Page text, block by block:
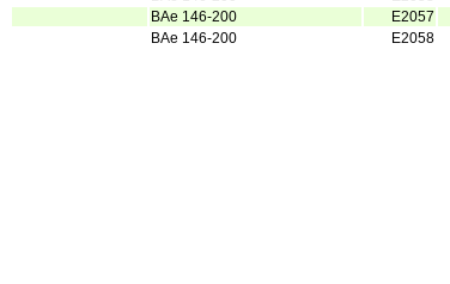
BAe 146-200
E2057
BAe 146-200
E2058